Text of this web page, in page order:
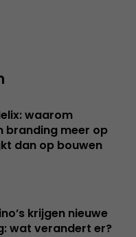
waarom
branding meer op
dan op bouwen
krijgen nieuwe
wat verandert er?